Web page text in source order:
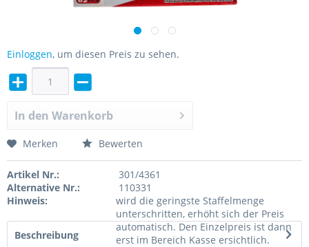
Einloggen, um diesen Preis zu sehen.
In den Warenkorb
Merken Bewerten
Artikel Nr.:
301/4361
Alternative Nr.:
110331
Hinweis:
wird die geringste Staffelmenge
unterschritten, erhöht sich der Preis
automatisch. Den Einzelpreis ist dann
erst im Bereich Kasse ersichtlich.
Beschreibung